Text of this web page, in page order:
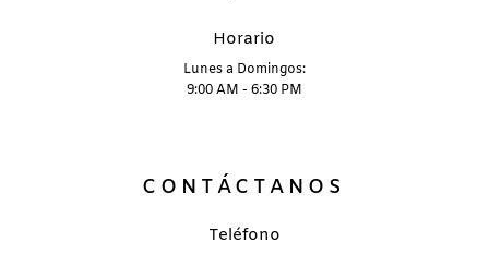
Horario
Lunes a Domingos:
9:00 AM - 6:30 PM
CONTÁCTANOS
Teléfono